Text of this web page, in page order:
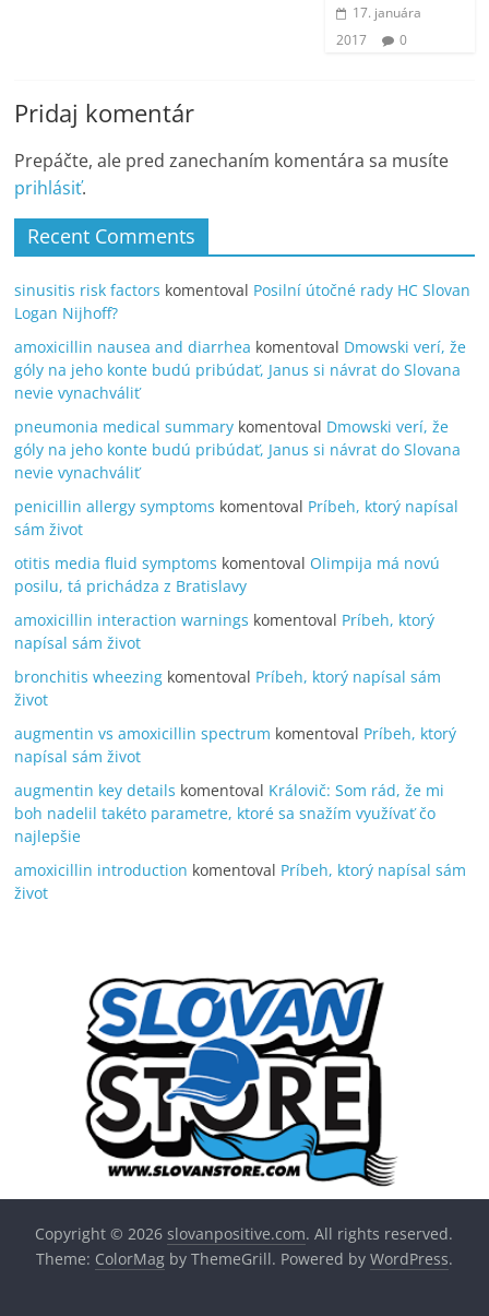
17. januára
2017
0
Pridaj komentár
Prepáčte, ale pred zanechaním komentára sa musíte
prihlásiť.
Recent Comments
sinusitis risk factors komentoval Posilní útočné rady HC Slovan
Logan Nijhoff?
amoxicillin nausea and diarrhea komentoval Dmowski verí, že
góly na jeho konte budú pribúdať, Janus si návrat do Slovana
nevie vynachváliť
pneumonia medical summary komentoval Dmowski verí, že
góly na jeho konte budú pribúdať, Janus si návrat do Slovana
nevie vynachváliť
penicillin allergy symptoms komentoval Príbeh, ktorý napísal
sám život
otitis media fluid symptoms komentoval Olimpija má novú
posilu, tá prichádza z Bratislavy
amoxicillin interaction warnings komentoval Príbeh, ktorý
napísal sám život
bronchitis wheezing komentoval Príbeh, ktorý napísal sám
život
augmentin vs amoxicillin spectrum komentoval Príbeh, ktorý
napísal sám život
augmentin key details komentoval Královič: Som rád, že mi
boh nadelil takéto parametre, ktoré sa snažím využívať čo
najlepšie
amoxicillin introduction komentoval Príbeh, ktorý napísal sám
život
Copyright © 2026slovanpositive.com. All rights reserved.
Theme: ColorMagby ThemeGrill. Powered by WordPress.